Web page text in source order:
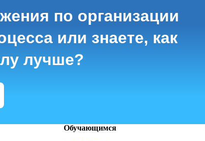
по организации
или знаете, как
лучше?
Обучающимся